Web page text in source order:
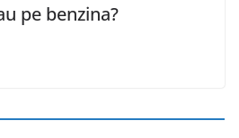
pe benzina?